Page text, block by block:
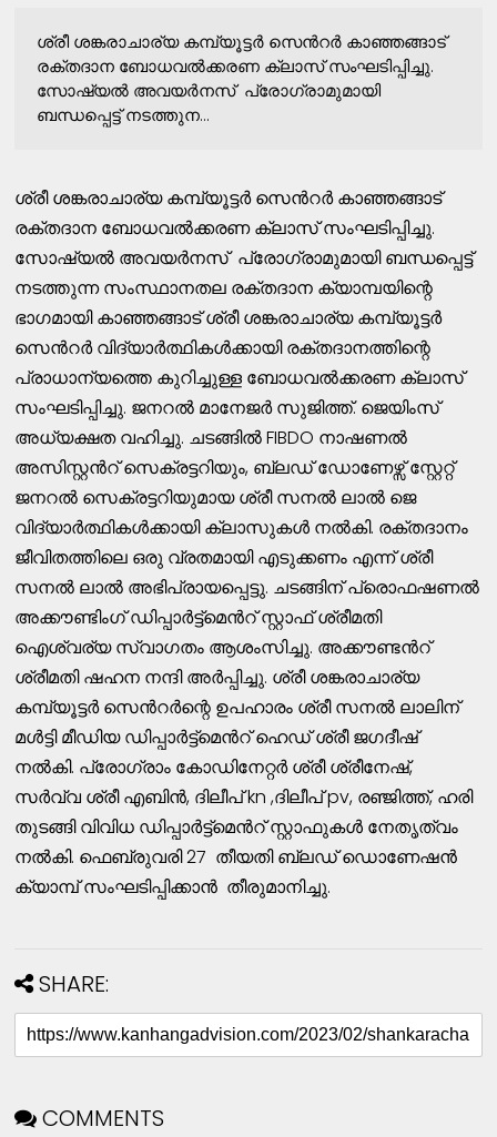
ശ്രീ ശങ്കരാചാര്യ കമ്പ്യൂട്ടർ സെൻറർ കാഞ്ഞങ്ങാട്
രക്തദാന ബോധവൽക്കരണ ക്ലാസ് സംഘടിപ്പിച്ചു.
സോഷ്യൽ അവയർനസ് പ്രോഗ്രാമുമായി
ബന്ധപ്പെട്ട് നടത്തുന...
ശ്രീ ശങ്കരാചാര്യ കമ്പ്യൂട്ടർ സെൻറർ കാഞ്ഞങ്ങാട്
രക്തദാന ബോധവൽക്കരണ ക്ലാസ് സംഘടിപ്പിച്ചു.
സോഷ്യൽ അവയർനസ് പ്രോഗ്രാമുമായി ബന്ധപ്പെട്ട്
നടത്തുന്ന സംസ്ഥാനതല രക്തദാന ക്യാമ്പയിന്റെ
ഭാഗമായി കാഞ്ഞങ്ങാട് ശ്രീ ശങ്കരാചാര്യ കമ്പ്യൂട്ടർ
സെൻറർ വിദ്യാർത്ഥികൾക്കായി രക്തദാനത്തിന്റെ
പ്രാധാന്യത്തെ കുറിച്ചുള്ള ബോധവൽക്കരണ ക്ലാസ്
സംഘടിപ്പിച്ചു. ജനറൽ മാനേജർ സുജിത്ത്. ജെയിംസ്
അധ്യക്ഷത വഹിച്ചു. ചടങ്ങിൽ FIBDO നാഷണൽ
അസിസ്റ്റൻറ് സെക്രട്ടറിയും, ബ്ലഡ് ഡോണേഴ്സ് സ്റ്റേറ്റ്
ജനറൽ സെക്രട്ടറിയുമായ ശ്രീ സനൽ ലാൽ ജെ
വിദ്യാർത്ഥികൾക്കായി ക്ലാസുകൾ നൽകി. രക്തദാനം
ജീവിതത്തിലെ ഒരു വ്രതമായി എടുക്കണം എന്ന് ശ്രീ
സനൽ ലാൽ അഭിപ്രായപ്പെട്ടു. ചടങ്ങിന് പ്രൊഫഷണൽ
അക്കൗണ്ടിംഗ് ഡിപ്പാർട്ട്മെൻറ് സ്റ്റാഫ് ശ്രീമതി
ഐശ്വര്യ സ്വാഗതം ആശംസിച്ചു. അക്കൗണ്ടൻറ്
ശ്രീമതി ഷഹന നന്ദി അർപ്പിച്ചു. ശ്രീ ശങ്കരാചാര്യ
കമ്പ്യൂട്ടർ സെൻറർന്റെ ഉപഹാരം ശ്രീ സനൽ ലാലിന്
മൾട്ടി മീഡിയ ഡിപ്പാർട്ട്മെൻറ് ഹെഡ് ശ്രീ ജഗദീഷ്
നൽകി. പ്രോഗ്രാം കോഡിനേറ്റർ ശ്രീ ശ്രീനേഷ്,
സര്‍വ്വ ശ്രീ എബിൻ, ദിലീപ് kn ,ദിലീപ് pv, രഞ്ജിത്ത്, ഹരി
തുടങ്ങി വിവിധ ഡിപ്പാർട്ട്മെൻറ് സ്റ്റാഫുകൾ നേതൃത്വം
നൽകി. ഫെബ്രുവരി 27 തീയതി ബ്ലഡ് ഡൊണേഷൻ
ക്യാമ്പ് സംഘടിപ്പിക്കാൻ തീരുമാനിച്ചു.
SHARE:
COMMENTS